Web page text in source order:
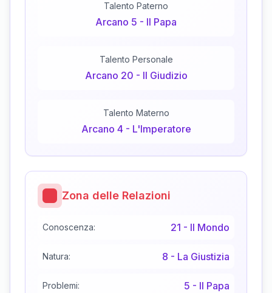
Talento Paterno
Arcano 5 - Il Papa
Talento Personale
Arcano 20 - Il Giudizio
Talento Materno
Arcano 4 - L'Imperatore
Zona delle Relazioni
Conoscenza: 21 - Il Mondo
Natura: 8 - La Giustizia
Problemi: 5 - Il Papa